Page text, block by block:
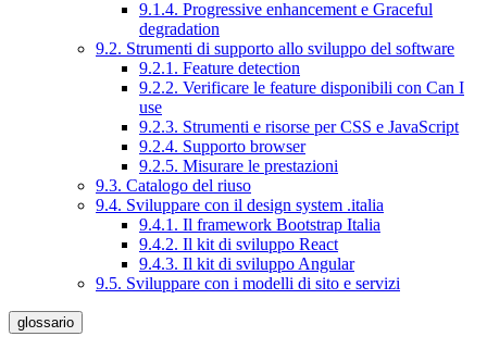
9.1.4. Progressive enhancement e Graceful
degradation
9.2. Strumenti di supporto allo sviluppo del software
9.2.1. Feature detection
9.2.2. Verificare le feature disponibili con Can I
use
9.2.3. Strumenti e risorse per CSS e JavaScript
9.2.4. Supporto browser
9.2.5. Misurare le prestazioni
9.3. Catalogo del riuso
9.4. Sviluppare con il design system .italia
9.4.1. Il framework Bootstrap Italia
9.4.2. Il kit di sviluppo React
9.4.3. Il kit di sviluppo Angular
9.5. Sviluppare con i modelli di sito e servizi
glossario